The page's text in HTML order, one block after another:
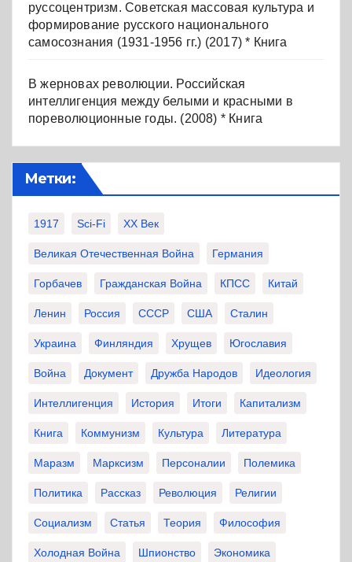
руссоцентризм. Советская массовая культура и
формирование русского национального
самосознания (1931-1956 гг.) (2017) * Книга
В жерновах революции. Российская
интеллигенция между белыми и красными в
пореволюционные годы. (2008) * Книга
Метки:
1917 Sci-Fi XX Век
Великая Отечественная Война Германия
Горбачев Гражданская Война КПСС Китай
Ленин Россия СССР США Сталин
Украина Финляндия Хрущев Югославия
Война Документ Дружба Народов Идеология
Интеллигенция История Итоги Капитализм
Книга Коммунизм Культура Литература
Маразм Марксизм Персоналии Полемика
Политика Рассказ Революция Религии
Социализм Статья Теория Философия
Холодная Война Шпионство Экономика